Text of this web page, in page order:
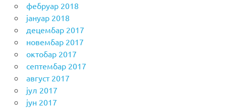
фебруар 2018
јануар 2018
децембар 2017
новембар 2017
октобар 2017
септембар 2017
август 2017
јул 2017
јун 2017